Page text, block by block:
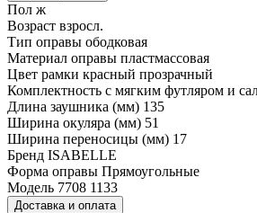
Пол ж
Возраст взросл.
Тип оправы ободковая
Материал оправы пластмассовая
Цвет рамки красный прозрачный
Комплектность с мягким футляром и
Длина заушника (мм) 135
Ширина окуляра (мм) 51
Ширина переносицы (мм) 17
Бренд ISABELLE
Форма оправы Прямоугольные
Модель 7708 1133
Доставка и оплата